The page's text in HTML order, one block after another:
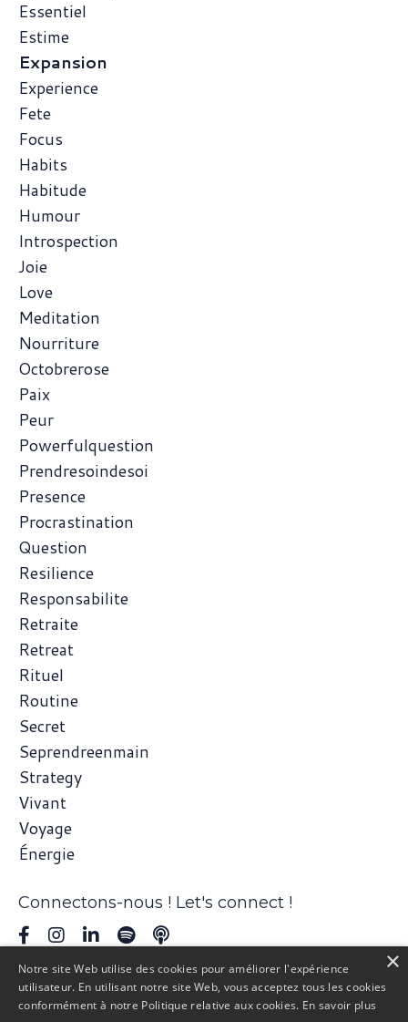
Essentiel
Estime
Expansion
Experience
Fete
Focus
Habits
Habitude
Humour
Introspection
Joie
Love
Meditation
Nourriture
Octobrerose
Paix
Peur
Powerfulquestion
Prendresoindesoi
Presence
Procrastination
Question
Resilience
Responsabilite
Retraite
Retreat
Rituel
Routine
Secret
Seprendreenmain
Strategy
Vivant
Voyage
Énergie
Connectons-nous ! Let's connect !
×
Notre site Web utilise des cookies pour améliorer l'expérience
utilisateur. En utilisant notre site Web, vous acceptez tous les cookies
conformément à notre Politique relative aux cookies. En savoir plus